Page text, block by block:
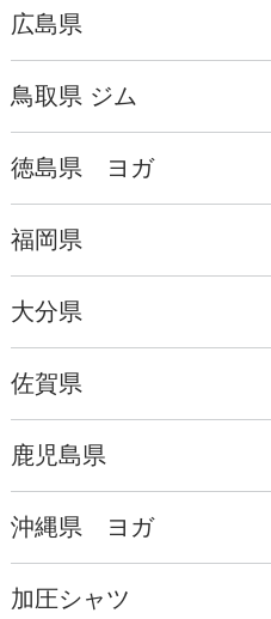
広島県
鳥取県 ジム
徳島県 ヨガ
福岡県
大分県
佐賀県
鹿児島県
沖縄県 ヨガ
加圧シャツ